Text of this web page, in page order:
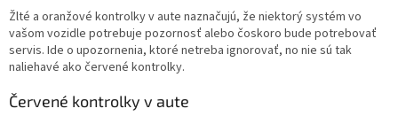
Žlté a oranžové kontrolky v aute naznačujú, že niektorý systém vo
vašom vozidle potrebuje pozornosť alebo čoskoro bude potrebovať
servis. Ide o upozornenia, ktoré netreba ignorovať, no nie sú tak
naliehavé ako červené kontrolky.
Červené kontrolky v aute